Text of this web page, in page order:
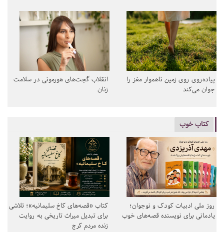
پیاده‌روی روی زمین ناهموار مغز را
جوان می‌کند
انقلاب گجت‌های هورمونی در سلامت
زنان
کتاب خوب
روز ملی ادبیات کودک و نوجوان؛
یادمانی برای نویسنده قصه‌های خوب
کتاب «قصه‌های کاخ سلیمانیه»؛ تلاشی
برای تبدیل میراث تاریخی به روایت
زنده مردم کرج